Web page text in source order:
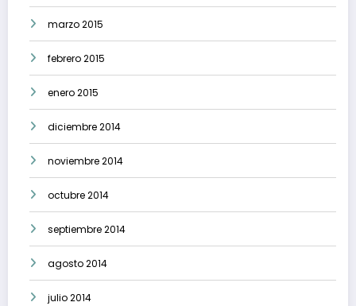
marzo 2015
febrero 2015
enero 2015
diciembre 2014
noviembre 2014
octubre 2014
septiembre 2014
agosto 2014
julio 2014